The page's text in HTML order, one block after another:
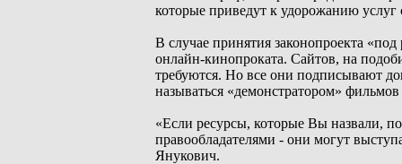
которые приведут к удорожанию
В случае принятия законопроекта
онлайн-кинопроката. Сайтов, на
требуются. Но все они подписывают
называться «демонстратором»
«Если ресурсы, которые Вы назвали,
правообладателями - они могут
Янукович.